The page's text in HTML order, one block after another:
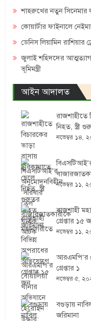
শাহরুখের নতুন সিনেমার
কোয়ার্টার ফাইনালে
ডেনিস লিয়ামিন রাশিয়ার
জুলাই শহিদদের আত্মত্যাগ
ভূমিমন্ত্রী
আইন আদালত
রাজশাহীতে
নিহত,
নভেম্বর ১৪,
নভেম্বর ১১,
রাজশাহী
গ্রেপ্তার ১৫
নভেম্বর ১১,
আরএমপি’র
গ্রেপ্তার ১
নভেম্বর ৫,
বগুড়ায়
জরিমানা